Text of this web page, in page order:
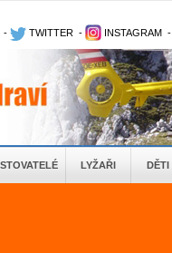
- TWITTER - INSTAGRAM -
LYŽAŘI DĚTI